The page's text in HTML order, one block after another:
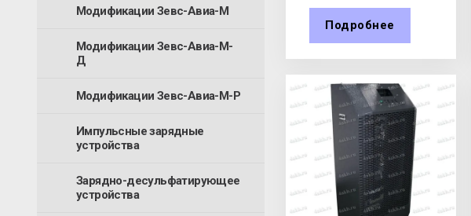
Модификации Зевс-Авиа-М
Модификации Зевс-Авиа-М-
Д
Модификации Зевс-Авиа-М-Р
Импульсные зарядные
устройства
Зарядно-десульфатирующее
устройства
Подробнее